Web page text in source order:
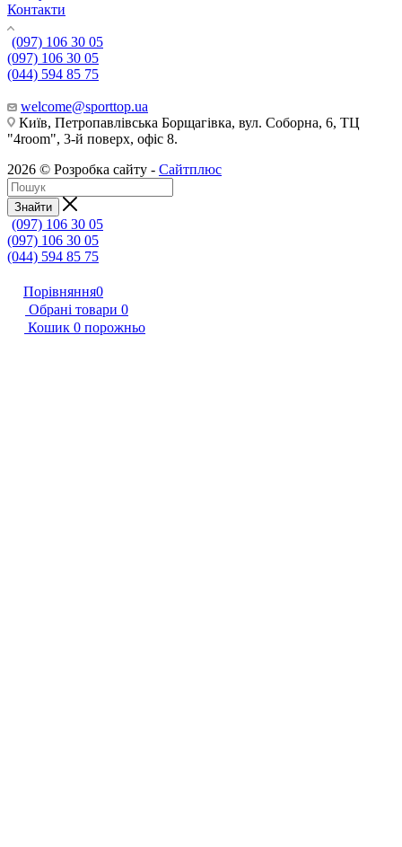
Контакти
(097) 106 30 05
(097) 106 30 05
(044) 594 85 75
welcome@sporttop.ua
Київ, Петропавлівська Борщагівка, вул. Соборна, 6, ТЦ
"4room", 3-й поверх, офіс 8.
2026 © Розробка сайту - Сайтплюс
Знайти
(097) 106 30 05
(097) 106 30 05
(044) 594 85 75
Порівняння0
Обрані товари 0
Кошик 0 порожньо